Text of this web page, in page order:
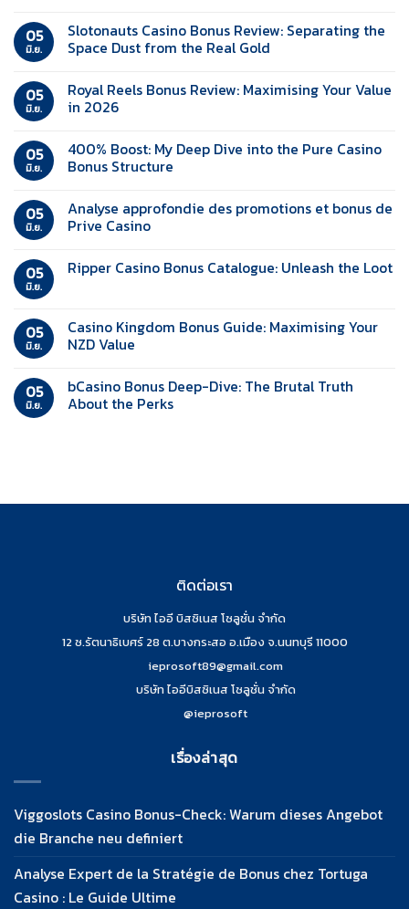
05
มิ.ย.
Slotonauts Casino Bonus Review: Separating the
Space Dust from the Real Gold
05
มิ.ย.
Royal Reels Bonus Review: Maximising Your Value
in 2026
05
มิ.ย.
400% Boost: My Deep Dive into the Pure Casino
Bonus Structure
05
มิ.ย.
Analyse approfondie des promotions et bonus de
Prive Casino
05
มิ.ย.
Ripper Casino Bonus Catalogue: Unleash the Loot
05
มิ.ย.
Casino Kingdom Bonus Guide: Maximising Your
NZD Value
05
มิ.ย.
bCasino Bonus Deep-Dive: The Brutal Truth
About the Perks
ติดต่อเรา
บริษัท ไออี บิสซิเนส โซลูชั่น จำกัด
12 ซ.รัตนาธิเบศร์ 28 ต.บางกระสอ อ.เมือง จ.นนทบุรี 11000
ieprosoft89@gmail.com
บริษัท ไออีบิสซิเนส โซลูชั่น จำกัด
@ieprosoft
เรื่องล่าสุด
Viggoslots Casino Bonus-Check: Warum dieses Angebot
die Branche neu definiert
Analyse Expert de la Stratégie de Bonus chez Tortuga
Casino : Le Guide Ultime